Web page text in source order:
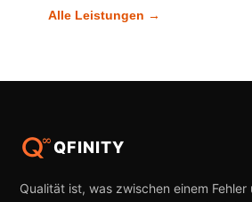
Alle Leistungen →
QFINITY
Qualität ist, was zwischen einem Fehler